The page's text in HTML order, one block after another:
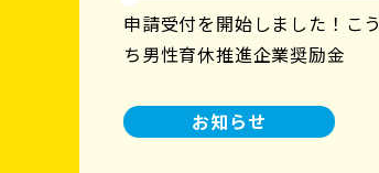
申請受付を開始しました！こう
ち男性育休推進企業奨励金
お知らせ